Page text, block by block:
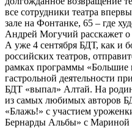
все сотрудники театра
зале на Фонтанке, 65 – где
Андрей Могучий расскажет
А уже 4 сентября БДТ, как и
российских театров,
рамках программы «Большие
гастрольной деятельности
БДТ «выпал» Алтай. На
из самых любимых авторов
«Блажь!» с участием
Бернарды Альбы» с Мариной